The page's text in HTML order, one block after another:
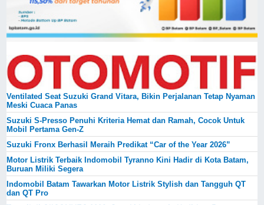
Ventilated Seat Suzuki Grand Vitara, Bikin Perjalanan Tetap Nyaman
Meski Cuaca Panas
Suzuki S-Presso Penuhi Kriteria Hemat dan Ramah, Cocok Untuk
Mobil Pertama Gen-Z
Suzuki Fronx Berhasil Meraih Predikat “Car of the Year 2026”
Motor Listrik Terbaik Indomobil Tyranno Kini Hadir di Kota Batam,
Buruan Miliki Segera
Indomobil Batam Tawarkan Motor Listrik Stylish dan Tangguh QT
dan QT Pro